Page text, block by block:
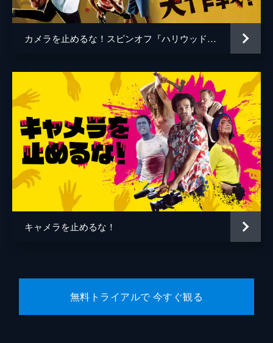
黒岡大吾 イワゴウサトシ
相田舞 高橋恭子
監督 上田慎一郎
脚本 上田慎一郎
音楽 永井カイル
カメラを止めるな！スピンオフ『ハリウッド大作戦!』
キャメラを止めるな！
無料トライアルで 今すぐ観る